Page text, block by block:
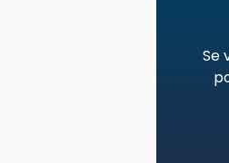
Se